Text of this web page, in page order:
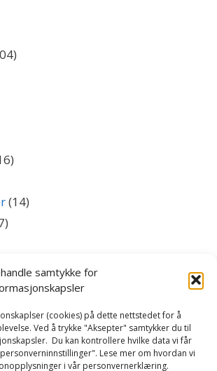
samtykke for
(cookies) på dette nettstedet for å
Ved å trykke "Aksepter" samtykker du til
Du kan kontrollere hvilke data vi får
Lese mer om hvordan vi
i vår personvernerklæring.
(14)